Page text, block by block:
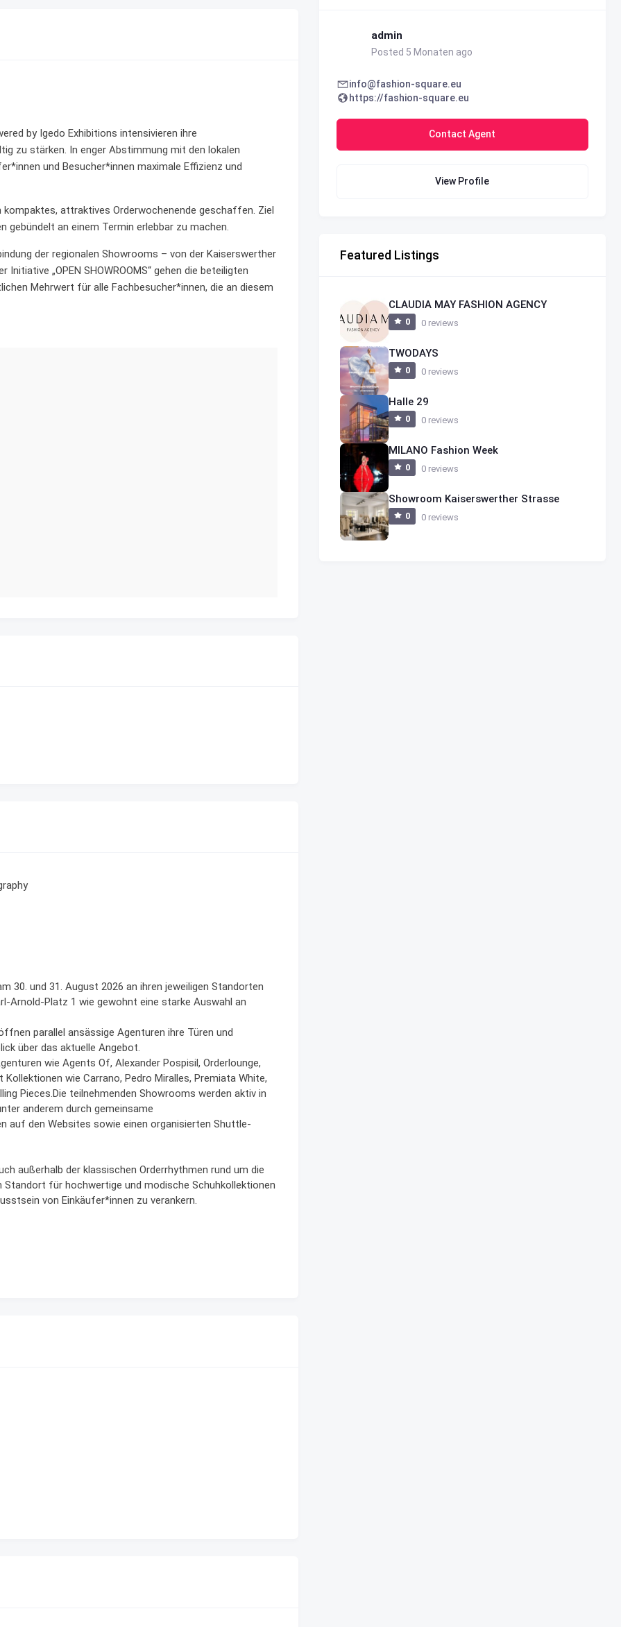
by Igedo Exhibitions intensivieren ihre
zu stärken. In enger Abstimmung mit den lokalen
und Besucher*innen maximale Effizienz und
kompaktes, attraktives Orderwochenende geschaffen. Ziel
an einem Termin erlebbar zu machen.
der regionalen Showrooms – von der Kaiserswerther
„OPEN SHOWROOMS“ gehen die beteiligten
Mehrwert für alle Fachbesucher*innen, die an diesem
30. und 31. August 2026 an ihren jeweiligen Standorten
Arnold-Platz 1 wie gewohnt eine starke Auswahl an
öffnen parallel ansässige Agenturen ihre Türen und
über das aktuelle Angebot.
wie Agents Of, Alexander Pospisil, Orderlounge,
wie Carrano, Pedro Miralles, Premiata White,
Pieces.Die teilnehmenden Showrooms werden aktiv in
anderem durch gemeinsame
auf den Websites sowie einen organisierten Shuttle-
außerhalb der klassischen Orderrhythmen rund um die
Standort für hochwertige und modische Schuhkollektionen
von Einkäufer*innen zu verankern.
admin
Posted 5 Monaten ago
info@fashion-square.eu
https://fashion-square.eu
Contact Agent
View Profile
Featured Listings
CLAUDIA MAY FASHION AGENCY
0 0 reviews
TWODAYS
0 0 reviews
Halle 29
0 0 reviews
MILANO Fashion Week
0 0 reviews
Showroom Kaiserswerther Strasse
0 0 reviews